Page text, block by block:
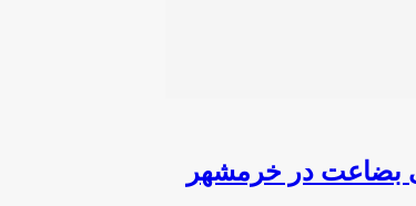
بضاعت در خرمشهر